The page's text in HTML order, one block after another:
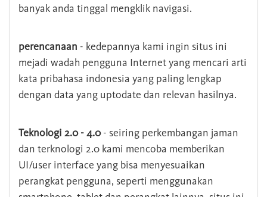
banyak anda tinggal mengklik navigasi.
perencanaan - kedepannya kami ingin situs ini
mejadi wadah pengguna Internet yang mencari arti
kata pribahasa indonesia yang paling lengkap
dengan data yang uptodate dan relevan hasilnya.
Teknologi 2.0 - 4.0- seiring perkembangan jaman
dan terknologi 2.0 kami mencoba memberikan
UI/user interface yang bisa menyesuaikan
perangkat pengguna, seperti menggunakan